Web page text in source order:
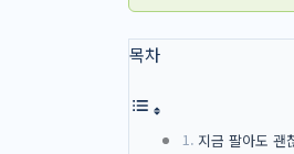
목차
지금 팔아도 괜